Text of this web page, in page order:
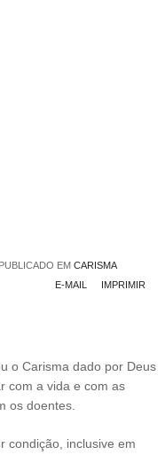
PUBLICADO EM CARISMA
IMPRIMIR
E-MAIL
o Carisma dado por Deus
com a vida e com as
os doentes.
condição, inclusive em